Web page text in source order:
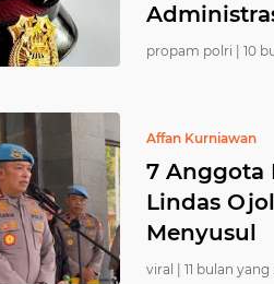
propam polri | 10
Affan Kurniawan
7 Anggota
Lindas
Menyusul
viral | 11 bulan yang